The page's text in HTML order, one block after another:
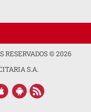
RESERVADOS ©2026
S.A.